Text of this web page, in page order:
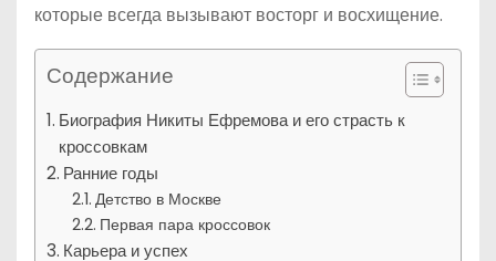
которые всегда вызывают восторг и восхищение.
Содержание
Биография Никиты Ефремова и его страсть к
кроссовкам
Ранние годы
Детство в Москве
Первая пара кроссовок
Карьера и успех